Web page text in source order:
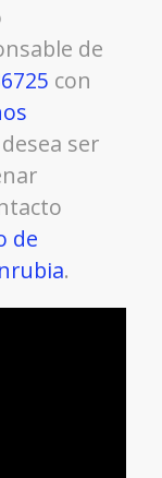
de
con
desea ser
de
.